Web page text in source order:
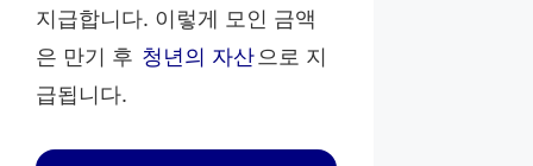
지급합니다. 이렇게 모인 금액
은 만기 후 청년의 자산 으로 지
급됩니다.